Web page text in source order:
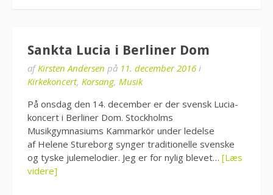
Sankta Lucia i Berliner Dom
afKirsten Andersen på 11. december 2016 i
Kirkekoncert, Korsang, Musik
På onsdag den 14. december er der svensk Lucia-
koncert i Berliner Dom. Stockholms
Musikgymnasiums Kammarkör under ledelse
af Helene Stureborg synger traditionelle svenske
og tyske julemelodier. Jeg er for nylig blevet… [Læs
videre]